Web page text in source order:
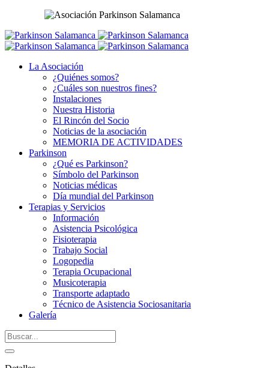
La Asociación
¿Quiénes somos?
¿Cuáles son nuestros fines?
Instalaciones
Nuestra Historia
El Rincón del Socio
Noticias de la asociación
MEMORIA DE ACTIVIDADES
Parkinson
¿Qué es Parkinson?
Símbolo del Parkinson
Noticias médicas
Día mundial del Parkinson
Terapias y Servicios
Información
Asistencia Psicológica
Fisioterapia
Trabajo Social
Logopedia
Terapia Ocupacional
Musicoterapia
Transporte adaptado
Técnico de Asistencia Sociosanitaria
Galería